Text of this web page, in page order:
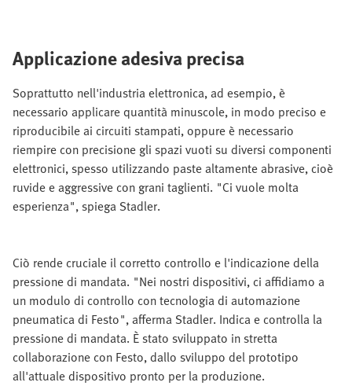
Applicazione adesiva precisa
Soprattutto nell'industria elettronica, ad esempio, è
necessario applicare quantità minuscole, in modo preciso e
riproducibile ai circuiti stampati, oppure è necessario
riempire con precisione gli spazi vuoti su diversi componenti
elettronici, spesso utilizzando paste altamente abrasive, cioè
ruvide e aggressive con grani taglienti. "Ci vuole molta
esperienza", spiega Stadler.
Ciò rende cruciale il corretto controllo e l'indicazione della
pressione di mandata. "Nei nostri dispositivi, ci affidiamo a
un modulo di controllo con tecnologia di automazione
pneumatica di Festo", afferma Stadler. Indica e controlla la
pressione di mandata. È stato sviluppato in stretta
collaborazione con Festo, dallo sviluppo del prototipo
all'attuale dispositivo pronto per la produzione.